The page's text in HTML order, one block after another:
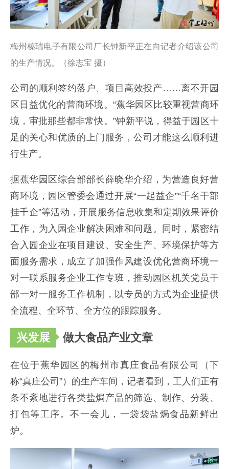
梅州榛瑞电子有限公司厂长钟新平正在向记者介绍该公司
的生产情况。（徐志宝 摄）
公司的顺利签约落户、项目高效投产……离不开园
区日益优化的营商环境。“蕉华园区比较重视营商环
境，审批那些都非常快。”钟新平说，得益于园区十
足的关心和优质的上门服务，公司才能这么顺利进
行生产。
据蕉华园区综合部部长薛晓华介绍，为营造良好营
商环境，园区管委会通过开展“一起益企”“千名干部
挂千企”等活动，开展服务信息收集和定期效果评价
工作，为入园企业解决困难和问题。同时，紧密结
合入园企业在项目建设、安全生产、环境保护等方
面服务需求，成立了加强作风建设优化营商环境一
对一联系服务企业工作专班，推动园区机关党员干
部一对一服务工作机制，以专员的方式为企业提供
全流程、全环节、全方位的跟踪服务。
兴发展 做大食品产业文章
在位于蕉华园区的梅州市真庄食品有限公司（下
称“真庄公司”）的生产车间，记者看到，工人们正有
条不紊地进行各类盐焗产品的筛选、制作、分装、
打包等工序。不一会儿，一袋袋盐焗食品新鲜出
炉。